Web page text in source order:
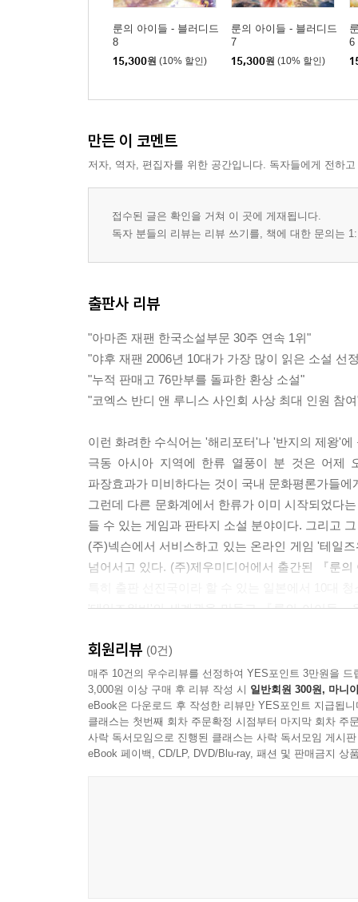
룬의 아이들 - 블러디드
8
15,300원 (10% 할인)
룬의 아이들 - 블러디드
7
15,300원 (10% 할인)
6
만든 이 코멘트
저자, 역자, 편집자를 위한 공간입니다. 독자들에게 전하
접수된 글은 확인을 거쳐 이 곳에 게재됩니다.
독자 분들의 리뷰는 리뷰 쓰기를, 책에 대한 문의는
출판사 리뷰
"아마존 재팬 한국소설부문 30주 연속 1위"
"야후 재팬 2006년 10대가 가장 많이 읽은 소설 선
"누적 판매고 76만부를 돌파한 환상 소설"
"코엑스 반디 앤 루니스 사인회 사상 최대 인원 참
이런 화려한 수식어는 '해리포터'나 '반지의 제왕'
극동 아시아 지역에 한류 열풍이 분 것은 어제
파장효과가 미비하다는 것이 국내 문화평론가들에
그런데 다른 문화계에서 한류가 이미 시작되었다
들 수 있는 게임과 판타지 소설 분야이다. 그리고
(주)넥슨에서 서비스하고 있는 온라인 게임 '테일
넘어서고 있다. (주)제우미디어에서 출간된 『룬
'테일즈위버'의 세계관을 만들고 『룬의 아이들
요청으로 사인회가 개최되는 것은 매우 이례적인
수 있게 해준다.
해리포터 등의 해외 판타지가 국내에서 예약 판
것은 조용히 시사하는 바가 크다.
전민희 작가는 "감수성이라는 것은 세계적으로 공
회원리뷰 (0건)
매주 10건의 우수리뷰를 선정하여 YES포인트 3만원을 드
3,000원 이상 구매 후 리뷰 작성 시 일반회원 300원, 마니
eBook은 다운로드 후 작성한 리뷰만 YES포인트 지급됩니
클래스는 첫번째 회차 주문확정 시점부터 마지막 회차 주
사락 독서모임으로 진행된 클래스는 사락 독서모임 게시
eBook 페이백, CD/LP, DVD/Blu-ray, 패션 및 판매금지 상